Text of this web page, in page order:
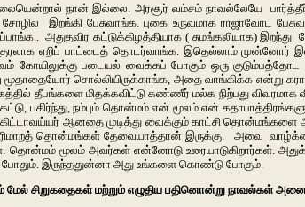
நான் இல்லை. அரசூர் வம்சம் நாவல்லேயே
இறங்கி பேசுவாங்க. புகை உருவமாக ராஜாவோட
அதுதவிர கட்டுக்கிழத்தியாக ( சுமங்கலியாக)
ஏறிப் பாட்டைத் தொடர்வாங்க. இதெல்லாம்
படையல் வைக்கப் போகும் ஒரு குடும்பத்தோட
சொல்லியிருக்காங்க, அதை வாங்கிக்க என்று
தீபங்களை மிதக்கவிட்டு கண்ணீர் மல்க நிற்பது விவரமாக
பகிர்ந்து, நம்பும் தொன்மம் என் மூலம் என்
ஆனதை முடித்து வைக்கும் காட்சி
பரிமாறத் தொன்மங்கள் தேவையாத்தான் இருக்கு. அவை
மூலம் அவர்கள் என்னோடு உரையாடுகிறார்கள்.
போதும். இருந்ததுன்னா அது உங்களை கொண்டு போகும்.
மேல் சிறுகதைகள் மற்றும் எழுதிய பதினொன்று